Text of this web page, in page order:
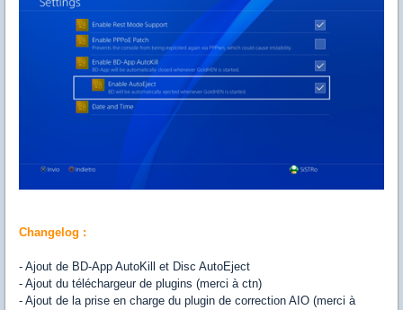
Changelog :
- Ajout de BD-App AutoKill et Disc AutoEject
- Ajout du téléchargeur de plugins (merci à ctn)
- Ajout de la prise en charge du plugin de correction AIO (merci à